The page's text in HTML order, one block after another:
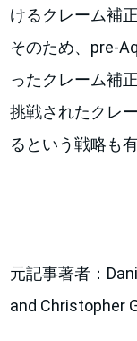
けるクレーム補
そのため、pre-
ったクレーム補
挑戦されたクレ
るという戦略も
元記事著者：
and Christopher